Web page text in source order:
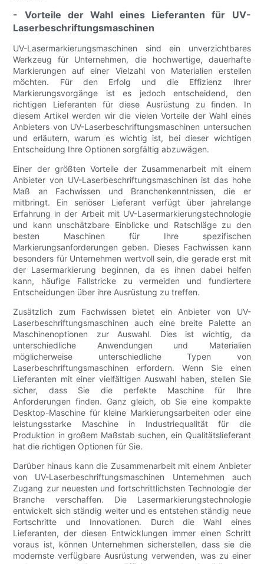
- Vorteile der Wahl eines Lieferanten für UV-
Laserbeschriftungsmaschinen
UV-Lasermarkierungsmaschinen sind ein unverzichtbares
Werkzeug für Unternehmen, die hochwertige, dauerhafte
Markierungen auf einer Vielzahl von Materialien erstellen
möchten. Für den Erfolg und die Effizienz Ihrer
Markierungsvorgänge ist es jedoch entscheidend, den
richtigen Lieferanten für diese Ausrüstung zu finden. In
diesem Artikel werden wir die vielen Vorteile der Wahl eines
Anbieters von UV-Laserbeschriftungsmaschinen untersuchen
und erläutern, warum es wichtig ist, bei dieser wichtigen
Entscheidung Ihre Optionen sorgfältig abzuwägen.
Einer der größten Vorteile der Zusammenarbeit mit einem
Anbieter von UV-Laserbeschriftungsmaschinen ist das hohe
Maß an Fachwissen und Branchenkenntnissen, die er
mitbringt. Ein seriöser Lieferant verfügt über jahrelange
Erfahrung in der Arbeit mit UV-Lasermarkierungstechnologie
und kann unschätzbare Einblicke und Ratschläge zu den
besten Maschinen für Ihre spezifischen
Markierungsanforderungen geben. Dieses Fachwissen kann
besonders für Unternehmen wertvoll sein, die gerade erst mit
der Lasermarkierung beginnen, da es ihnen dabei helfen
kann, häufige Fallstricke zu vermeiden und fundiertere
Entscheidungen über ihre Ausrüstung zu treffen.
Zusätzlich zum Fachwissen bietet ein Anbieter von UV-
Laserbeschriftungsmaschinen auch eine breite Palette an
Maschinenoptionen zur Auswahl. Dies ist wichtig, da
unterschiedliche Anwendungen und Materialien
möglicherweise unterschiedliche Typen von
Laserbeschriftungsmaschinen erfordern. Wenn Sie einen
Lieferanten mit einer vielfältigen Auswahl haben, stellen Sie
sicher, dass Sie die perfekte Maschine für Ihre
Anforderungen finden. Ganz gleich, ob Sie eine kompakte
Desktop-Maschine für kleine Markierungsarbeiten oder eine
leistungsstarke Maschine in Industriequalität für die
Produktion in großem Maßstab suchen, ein Qualitätslieferant
hat die richtigen Optionen für Sie.
Darüber hinaus kann die Zusammenarbeit mit einem Anbieter
von UV-Laserbeschriftungsmaschinen Unternehmen auch
Zugang zur neuesten und fortschrittlichsten Technologie der
Branche verschaffen. Die Lasermarkierungstechnologie
entwickelt sich ständig weiter und es entstehen ständig neue
Fortschritte und Innovationen. Durch die Wahl eines
Lieferanten, der diesen Entwicklungen immer einen Schritt
voraus ist, können Unternehmen sicherstellen, dass sie die
modernste verfügbare Ausrüstung verwenden, was zu einer